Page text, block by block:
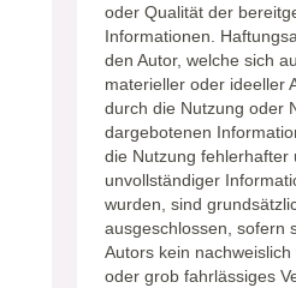
oder Qualität der
Informationen.
den Autor, welche sich
materieller oder ideeller
durch die Nutzung oder
dargebotenen
die Nutzung fehlerhafter
unvollständiger
wurden, sind
ausgeschlossen, sofern
Autors kein
oder grob fahrlässiges